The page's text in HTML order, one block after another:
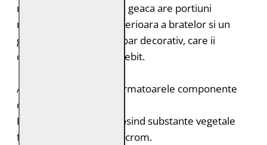
maneci. In plus, aceasta geaca are portiuni
matlasate in partea superioara a bratelor si un
guler stand-up cu fermoar decorativ, care ii
confera un aspect deosebit.
Acest produs contine urmatoarele componente
durabile:
Pielea este tabacita folosind substante vegetale
fara adaos de saruri de crom.